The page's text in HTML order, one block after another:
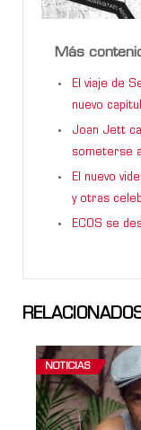
Más
El viaje de
nuevo
Joan Jett
someterse
El nuevo
y otras
ECOS se
NOTICIAS